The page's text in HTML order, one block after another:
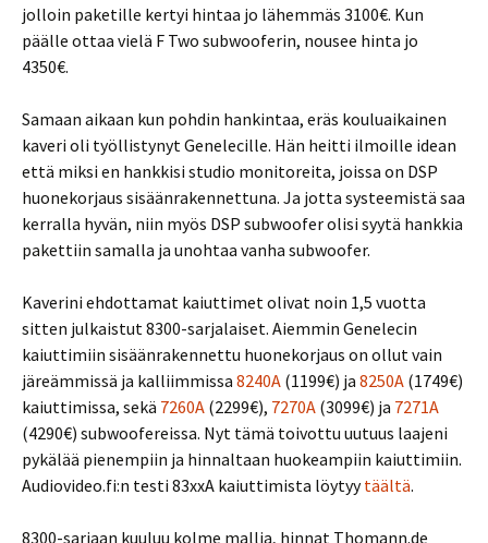
jolloin paketille kertyi hintaa jo lähemmäs 3100€. Kun
päälle ottaa vielä F Two subwooferin, nousee hinta jo
4350€.
Samaan aikaan kun pohdin hankintaa, eräs kouluaikainen
kaveri oli työllistynyt Genelecille. Hän heitti ilmoille idean
että miksi en hankkisi studio monitoreita, joissa on DSP
huonekorjaus sisäänrakennettuna. Ja jotta systeemistä saa
kerralla hyvän, niin myös DSP subwoofer olisi syytä hankkia
pakettiin samalla ja unohtaa vanha subwoofer.
Kaverini ehdottamat kaiuttimet olivat noin 1,5 vuotta
sitten julkaistut 8300-sarjalaiset. Aiemmin Genelecin
kaiuttimiin sisäänrakennettu huonekorjaus on ollut vain
järeämmissä ja kalliimmissa 8240A (1199€) ja 8250A (1749€)
kaiuttimissa, sekä 7260A (2299€), 7270A (3099€) ja 7271A
(4290€) subwoofereissa. Nyt tämä toivottu uutuus laajeni
pykälää pienempiin ja hinnaltaan huokeampiin kaiuttimiin.
Audiovideo.fi:n testi 83xxA kaiuttimista löytyytäältä.
8300-sarjaan kuuluu kolme mallia, hinnat Thomann.de